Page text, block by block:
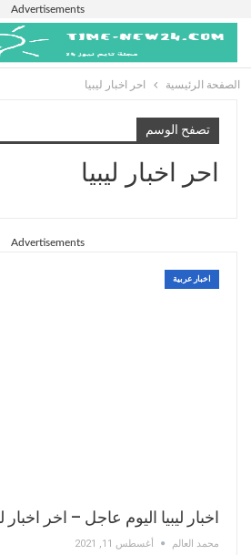
Advertisements
الصفحة الرئيسية احر اخبار ليبيا
تصفح الوسم
احر اخبار ليبيا
Advertisements
اخبار عربية
اخبار ليبيا اليوم عاجل – اخر اخبار
محمد العالم أغسطس 11, 2021